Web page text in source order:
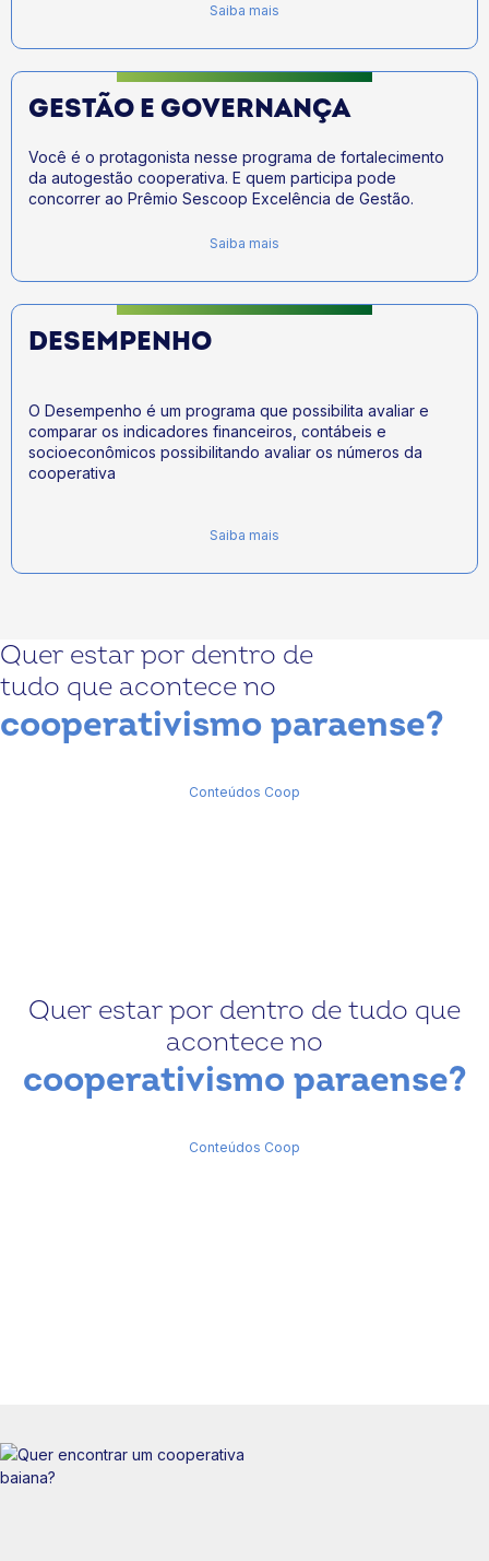
Saiba mais
GESTÃO E GOVERNANÇA
Você é o protagonista nesse programa de fortalecimento
da autogestão cooperativa. E quem participa pode
concorrer ao Prêmio Sescoop Excelência de Gestão.
Saiba mais
DESEMPENHO
O Desempenho é um programa que possibilita avaliar e
comparar os indicadores financeiros, contábeis e
socioeconômicos possibilitando avaliar os números da
cooperativa
Saiba mais
Quer estar por dentro de
tudo que acontece no
cooperativismo paraense?
Conteúdos Coop
Quer estar por dentro de tudo que
acontece no
cooperativismo paraense?
Conteúdos Coop